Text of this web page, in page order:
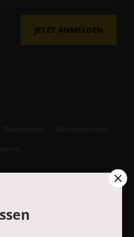
JETZT ANMELDEN
Datenschutz Barrierefreiheit